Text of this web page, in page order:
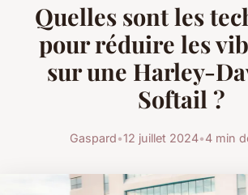
Quelles sont les
pour réduire les
sur une Harley-
Softail ?
Gaspard•12 juillet 2024•4 min